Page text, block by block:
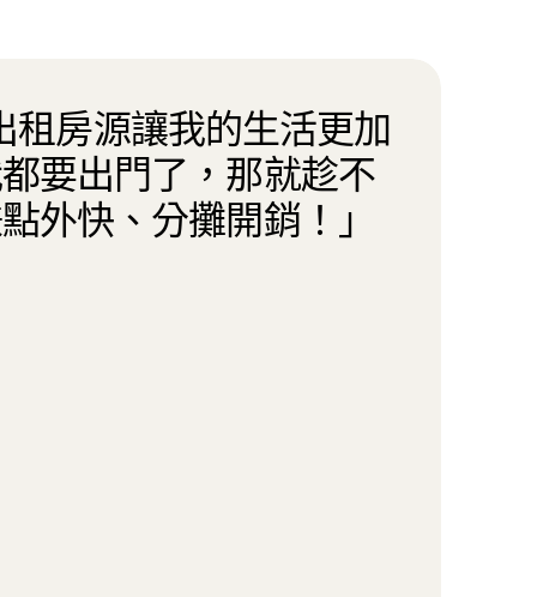
租房源讓我的生活更加
要出門了，那就趁不
外快、分攤開銷！」